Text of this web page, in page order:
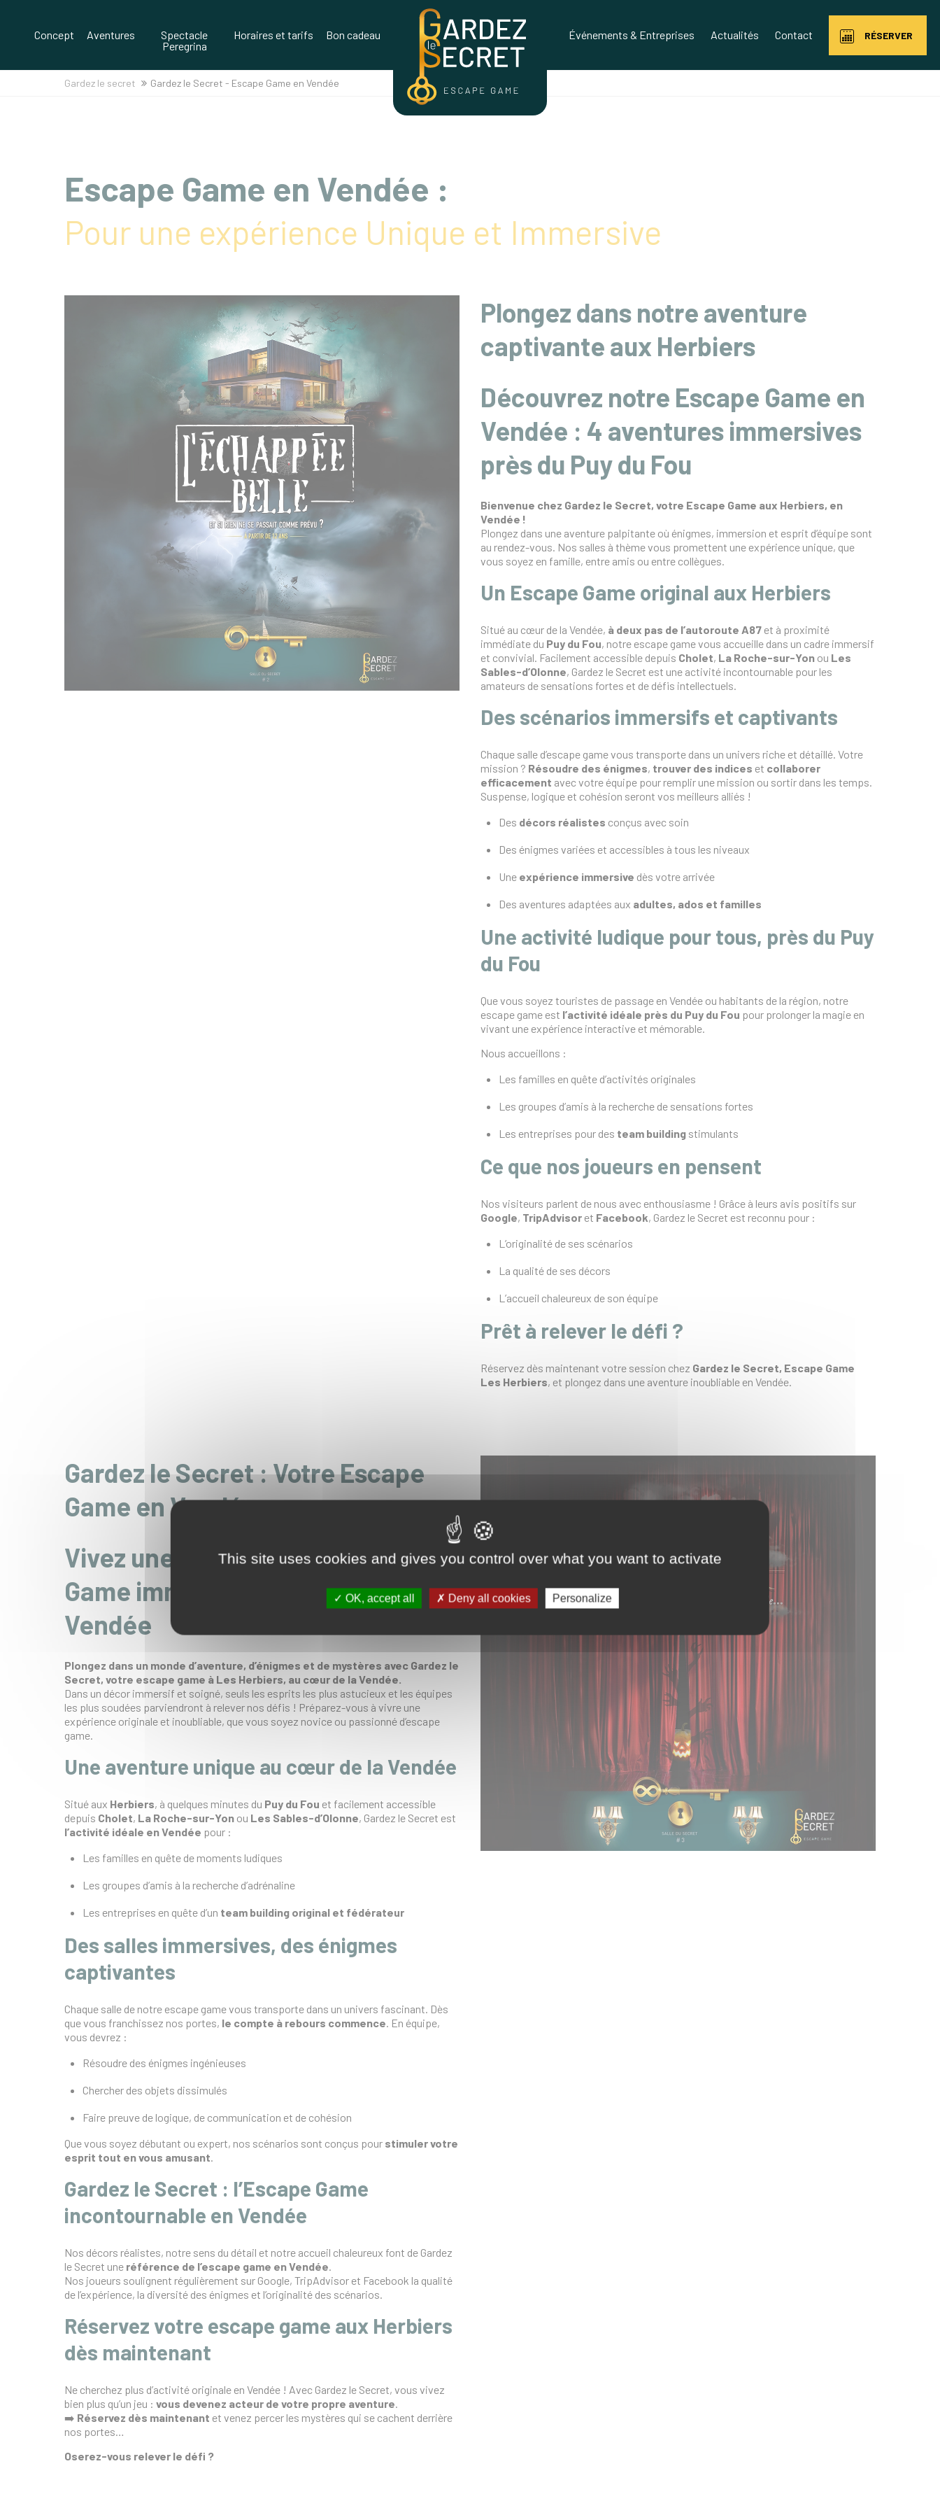
Concept Aventures
Spectacle
Peregrina
Horaires et tarifs Bon cadeau Événements & Entreprises Actualités Contact RÉSERVER
Gardez le secret Gardez le Secret - Escape Game en Vendée
Escape Game en Vendée :
Pour une expérience Unique et Immersive
Plongez dans notre aventure
captivante aux Herbiers
Découvrez notre Escape Game en
Vendée : 4 aventures immersives
près du Puy du Fou
Bienvenue chez Gardez le Secret, votre Escape Game aux Herbiers, en
Vendée !
Plongez dans une aventure palpitante où énigmes, immersion et esprit d’équipe sont
au rendez-vous. Nos salles à thème vous promettent une expérience unique, que
vous soyez en famille, entre amis ou entre collègues.
Un Escape Game original aux Herbiers
Situé au cœur de la Vendée, à deux pas de l’autoroute A87 et à proximité
immédiate du Puy du Fou, notre escape game vous accueille dans un cadre immersif
et convivial. Facilement accessible depuis Cholet, La Roche-sur-Yon ou Les
Sables-d’Olonne, Gardez le Secret est une activité incontournable pour les
amateurs de sensations fortes et de défis intellectuels.
Des scénarios immersifs et captivants
Chaque salle d’escape game vous transporte dans un univers riche et détaillé. Votre
mission ? Résoudre des énigmes, trouver des indices et collaborer
efficacement avec votre équipe pour remplir une mission ou sortir dans les temps.
Suspense, logique et cohésion seront vos meilleurs alliés !
Des décors réalistes conçus avec soin
Des énigmes variées et accessibles à tous les niveaux
Une expérience immersive dès votre arrivée
Des aventures adaptées aux adultes, ados et familles
Une activité ludique pour tous, près du Puy
du Fou
Que vous soyez touristes de passage en Vendée ou habitants de la région, notre
escape game est l’activité idéale près du Puy du Fou pour prolonger la magie en
vivant une expérience interactive et mémorable.
Nous accueillons :
Les familles en quête d’activités originales
Les groupes d’amis à la recherche de sensations fortes
Les entreprises pour des team building stimulants
Ce que nos joueurs en pensent
Nos visiteurs parlent de nous avec enthousiasme ! Grâce à leurs avis positifs sur
Google, TripAdvisor et Facebook, Gardez le Secret est reconnu pour :
L’originalité de ses scénarios
La qualité de ses décors
L’accueil chaleureux de son équipe
Prêt à relever le défi ?
Réservez dès maintenant votre session chez Gardez le Secret, Escape Game
Les Herbiers, et plongez dans une aventure inoubliable en Vendée.
Gardez le Secret : Votre Escape
Game en Vendée
Vivez une expérience d’Escape
Game immersive aux Herbiers, en
Vendée
Plongez dans un monde d’aventure, d’énigmes et de mystères avec Gardez le
Secret, votre escape game à Les Herbiers, au cœur de la Vendée.
Dans un décor immersif et soigné, seuls les esprits les plus astucieux et les équipes
les plus soudées parviendront à relever nos défis ! Préparez-vous à vivre une
expérience originale et inoubliable, que vous soyez novice ou passionné d’escape
game.
Une aventure unique au cœur de la Vendée
Situé aux Herbiers, à quelques minutes du Puy du Fou et facilement accessible
depuis Cholet, La Roche-sur-Yon ou Les Sables-d’Olonne, Gardez le Secret est
l’activité idéale en Vendée pour :
Les familles en quête de moments ludiques
Les groupes d’amis à la recherche d’adrénaline
Les entreprises en quête d’un team building original et fédérateur
Des salles immersives, des énigmes
captivantes
Chaque salle de notre escape game vous transporte dans un univers fascinant. Dès
que vous franchissez nos portes, le compte à rebours commence. En équipe,
vous devrez :
Résoudre des énigmes ingénieuses
Chercher des objets dissimulés
Faire preuve de logique, de communication et de cohésion
Que vous soyez débutant ou expert, nos scénarios sont conçus pour stimuler votre
esprit tout en vous amusant.
Gardez le Secret : l’Escape Game
incontournable en Vendée
Nos décors réalistes, notre sens du détail et notre accueil chaleureux font de Gardez
le Secret une référence de l’escape game en Vendée.
Nos joueurs soulignent régulièrement sur Google, TripAdvisor et Facebook la qualité
de l’expérience, la diversité des énigmes et l’originalité des scénarios.
Réservez votre escape game aux Herbiers
dès maintenant
Ne cherchez plus d’activité originale en Vendée ! Avec Gardez le Secret, vous vivez
bien plus qu’un jeu : vous devenez acteur de votre propre aventure.
➡️ Réservez dès maintenant et venez percer les mystères qui se cachent derrière
nos portes…
Oserez-vous relever le défi ?
This site uses cookies and gives you control over what you want to activate
OK, accept all Deny all cookies Personalize